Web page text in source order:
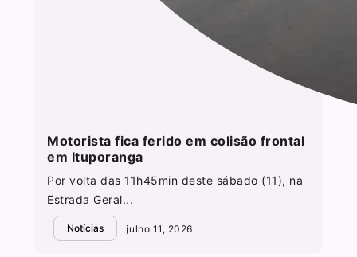
Motorista fica ferido em colisão frontal
em Ituporanga
Por volta das 11h45min deste sábado (11), na
Estrada Geral...
Notícias julho 11, 2026